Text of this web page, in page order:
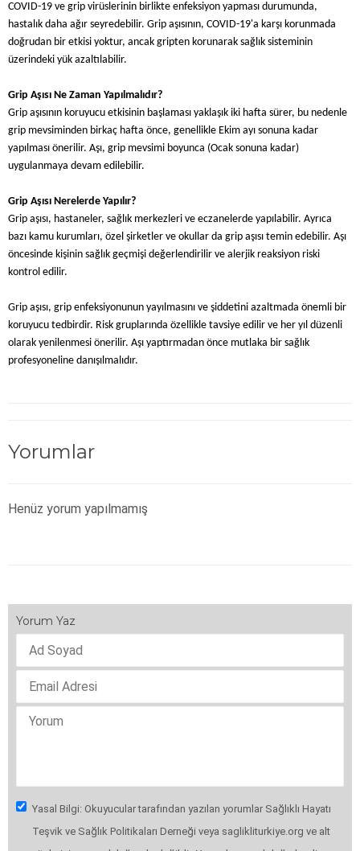
COVID-19 ve grip virüslerinin birlikte enfeksiyon yapması durumunda,
hastalık daha ağır seyredebilir. Grip aşısının, COVID-19'a karşı korunmada
doğrudan bir etkisi yoktur, ancak gripten korunarak sağlık sisteminin
üzerindeki yük azaltılabilir.
Grip Aşısı Ne Zaman Yapılmalıdır?
Grip aşısının koruyucu etkisinin başlaması yaklaşık iki hafta sürer, bu nedenle
grip mevsiminden birkaç hafta önce, genellikle Ekim ayı sonuna kadar
yapılması önerilir. Aşı, grip mevsimi boyunca (Ocak sonuna kadar)
uygulanmaya devam edilebilir.
Grip Aşısı Nerelerde Yapılır?
Grip aşısı, hastaneler, sağlık merkezleri ve eczanelerde yapılabilir. Ayrıca
bazı kamu kurumları, özel şirketler ve okullar da grip aşısı temin edebilir. Aşı
öncesinde kişinin sağlık geçmişi değerlendirilir ve alerjik reaksiyon riski
kontrol edilir.
Grip aşısı, grip enfeksiyonunun yayılmasını ve şiddetini azaltmada önemli bir
koruyucu tedbirdir. Risk gruplarında özellikle tavsiye edilir ve her yıl düzenli
olarak yenilenmesi önerilir. Aşı yaptırmadan önce mutlaka bir sağlık
profesyoneline danışılmalıdır.
Yorumlar
Henüz yorum yapılmamış
Yorum Yaz
Yasal Bilgi: Okuyucular tarafından yazılan yorumlar Sağlıklı Hayatı
Teşvik ve Sağlık Politikaları Derneği veya saglikliturkiye.org ve alt